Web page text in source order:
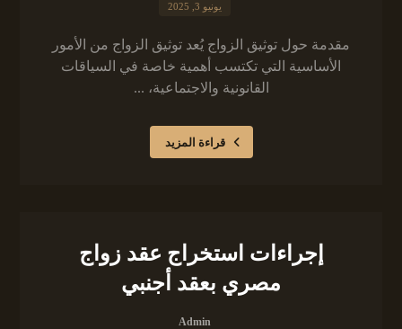
يونيو 3, 2025
مقدمة حول توثيق الزواج يُعد توثيق الزواج من الأمور
الأساسية التي تكتسب أهمية خاصة في السياقات
القانونية والاجتماعية، ...
قراءة المزيد
إجراءات استخراج عقد زواج
مصري بعقد أجنبي
Admin